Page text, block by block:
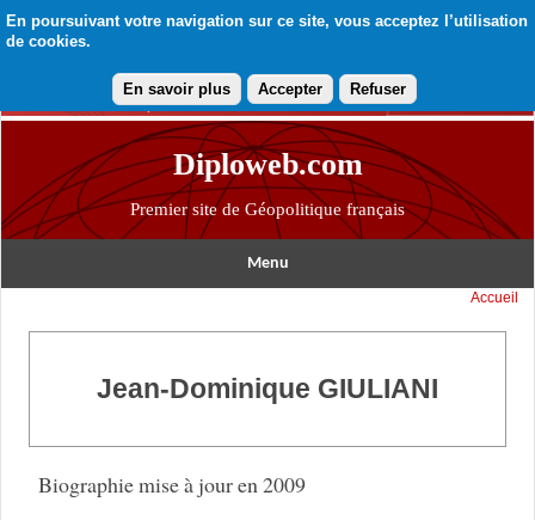
En poursuivant votre navigation sur ce site, vous acceptez l’utilisation
de cookies.
En savoir plus Accepter Refuser
Diploweb.com
Premier site de Géopolitique français
Menu
Accueil
Jean-Dominique GIULIANI
Biographie mise à jour en 2009